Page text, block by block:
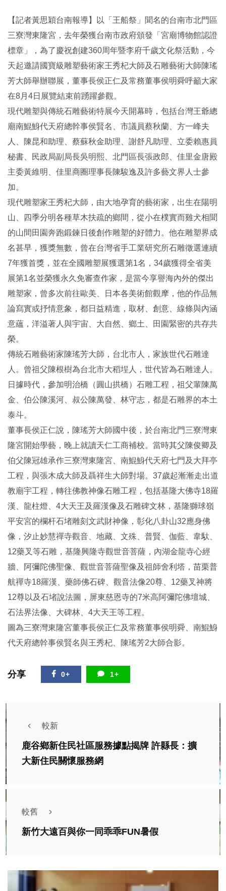
【記者黃思穎台南報導】以「王船祭」聞名的台南市北門區
三寮灣東隆宮，去年榮獲台南市政府頒發「宮廟博物館認證
標章」，為了慶祝創建360周年暨李府千歲文化祭活動，今
天起邀請國寶級雕塑藝術家王秀杞大師及石雕藝術大師陳瑤
芳大師舉辦聯展，董事長侯正仁及常務董事侯明舜呼籲大家
在8月4日展覽結束前踴躍參觀。
現代雕塑與傳統石雕藝術特展今天開幕時，包括台灣王爺總
廟南鯤鯓代天府總幹事侯賢名、市議員蔡秋蘭、方一峰夫
人、陳昆和助理、蔡蘇秋金助理、謝舒凡助理、立委賴惠員
秘書、民政局副局長吳明熙、北門區長張政郎、佳里金唐殿
主委黃維明、佳里商圈理事長陳駿逸及許多藝文界人士參
加。
現代雕塑家王秀杞大師，由大地孕育的藝術家，出生在陽明
山、四季分明各種草木扶疏的鄉間，從小在樸實而雞犬相聞
的山間田園奔跑鍛鍊日後創作雕塑的好體力。他在雕塑界成
名甚早，獲獎無數，曾在台灣省手工業研究所石雕徵選連續
7年獲首獎，並在全國雕塑展獲選第1名，34歲獲得全省美
展第1名並榮獲永久免審查作家，是當今享譽海內外的傑出
雕塑家，曾多次前往歐美、日本各美術館觀摩，他的作品無
論寫實或抒情意象，都日益精進，取材、創意、線條與內涵
意蘊，洋溢著人與宇宙、大自然、鄉土、田園緊密的共存共
榮。
傳統石雕藝術家陳瑤芳大師，台北市人，家族世代石雕達
人。曾祖父陳根樹為台北市大稻埕人，世代皆為石雕達人。
日據時代，參加明治橋（圓山拱橋）石雕工程，祖父輩陳萬
金、伯公陳溪河、叔公陳萬發、林守志，都是石雕界的本土
泰斗。
董事長侯正仁說，陳瑤芳大師國中後，於台南北門三寮灣東
隆宮開始學藝，晚上就讀天仁工商補校。當時其父陳俊卿及
伯父陳冠雄承作三寮灣東隆宮、南鯤鯓代天府七門及大拜亭
工程，與張木成大師及聶祥生大師對場。37歲起漸漸走出道
教廟宇工程，轉往佛教神像石雕工程，包括基隆大佛寺18羅
漢、龍柱燈、4大天王及羅漢像及石雕碑文林，基隆獅球嶺
平安宮的欄杆石堵雕刻文武財神像，彰化八卦山32應身佛
像，汐止妙慧禪寺觀音、地藏、文殊、普賢、伽藍、韋馱、
12藥叉等石雕，基隆興隆寺觀世音菩薩，內湖金龍寺心經
牆、阿彌陀佛聖像、觀世音菩薩聖像及祖師舍利塔，苗栗普
航禪寺18羅漢、藥師佛石碑、觀音法像20尊、12藥叉神將
12尊以及石堵說法圖，屏東慈恩寺的7米高阿彌陀佛壇城、
石法界法像、大碑林、4大天王等工程。
圖為三寮灣東隆宮董事長侯正仁及常務董事侯明舜、南鯤鯓
代天府總幹事侯賢名與王秀杞、陳瑤芳2大師合影。
分享 0+ 1+
較新
鹿谷鄉新住民社區服務據點揭牌 許縣長：擴
大新住民關懷服務網
較舊
新竹大遠百與你一同乖乖FUN暑假